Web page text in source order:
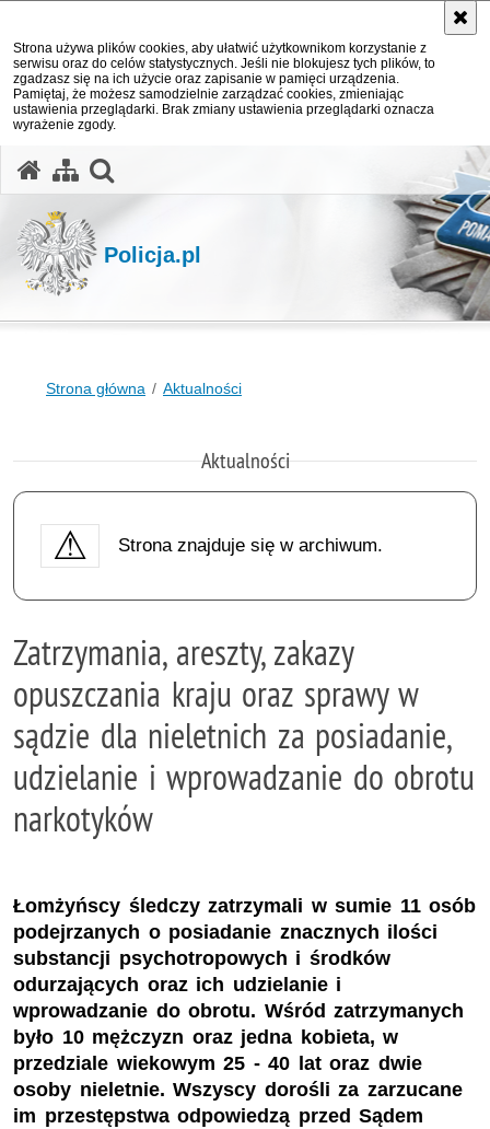
Strona używa plików cookies, aby ułatwić użytkownikom korzystanie z
serwisu oraz do celów statystycznych. Jeśli nie blokujesz tych plików, to
zgadzasz się na ich użycie oraz zapisanie w pamięci urządzenia.
Pamiętaj, że możesz samodzielnie zarządzać cookies, zmieniając
ustawienia przeglądarki. Brak zmiany ustawienia przeglądarki oznacza
wyrażenie zgody.
Policja.pl
Strona główna Aktualności
Aktualności
Strona znajduje się w archiwum.
Zatrzymania, areszty, zakazy
opuszczania kraju oraz sprawy w
sądzie dla nieletnich za posiadanie,
udzielanie i wprowadzanie do obrotu
narkotyków
Łomżyńscy śledczy zatrzymali w sumie 11 osób
podejrzanych o posiadanie znacznych ilości
substancji psychotropowych i środków
odurzających oraz ich udzielanie i
wprowadzanie do obrotu. Wśród zatrzymanych
było 10 mężczyzn oraz jedna kobieta, w
przedziale wiekowym 25 - 40 lat oraz dwie
osoby nieletnie. Wszyscy dorośli za zarzucane
im przestępstwa odpowiedzą przed Sądem